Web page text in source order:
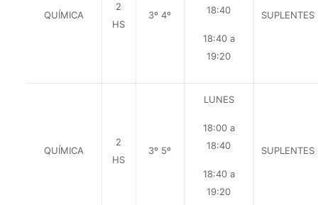
QUÍMICA
2
HS
3º 4º
18:40
18:40 a
19:20
SUPLENTES
QUÍMICA
2
HS
3º 5º
LUNES
18:00 a
18:40
18:40 a
19:20
SUPLENTES